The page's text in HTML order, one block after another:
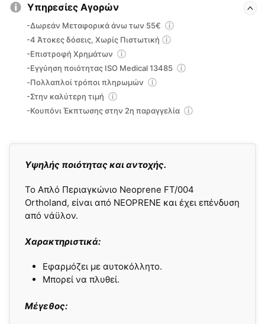
Yψηλής ποιότητας και αντοχής.
Το Απλό Περιαγκώνιο Neoprene FT/004
Ortholand, είναι από NEOPRENE και έχει επένδυση
από νάϋλον.
Χαρακτηριστικά:
Εφαρμόζει με αυτοκόλλητο.
Μπορεί να πλυθεί.
Μέγεθος:
Υπηρεσίες Αγορών
-Δωρεάν Μεταφορικά άνω των 55€
-4 Άτοκες δόσεις, Χωρίς Πιστωτική
-Επιστροφή Χρημάτων
-Εγγύηση ποιότητας ISO Medical 13485
-Πολλαπλοί τρόποι πληρωμών
-Στην καλύτερη τιμή
-Κουπόνι Έκπτωσης στην 2η παραγγελία